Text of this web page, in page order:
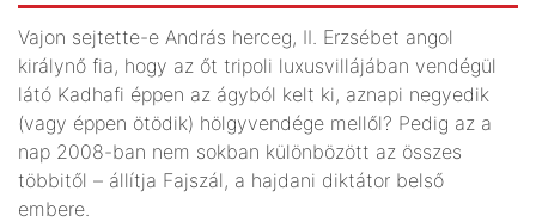
Vajon sejtette-e András herceg, II. Erzsébet angol
királynő fia, hogy az őt tripoli luxusvillájában vendégül
látó Kadhafi éppen az ágyból kelt ki, aznapi negyedik
(vagy éppen ötödik) hölgyvendége mellől? Pedig az a
nap 2008-ban nem sokban különbözött az összes
többitől – állítja Fajszál, a hajdani diktátor belső
embere.